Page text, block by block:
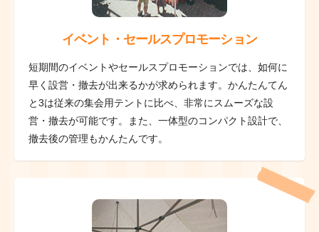
イベント・セールスプロモーション
短期間のイベントやセールスプロモーションでは、如何に
早く設営・撤去が出来るかが求められます。かんたんてん
と3は従来の集会用テントに比べ、非常にスムーズな設
営・撤去が可能です。また、一体型のコンパクト設計で、
撤去後の管理もかんたんです。